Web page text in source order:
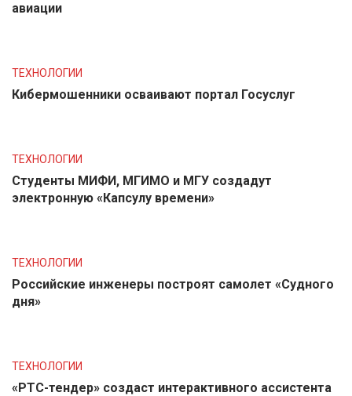
авиации
ТЕХНОЛОГИИ
Кибермошенники осваивают портал Госуслуг
ТЕХНОЛОГИИ
Студенты МИФИ, МГИМО и МГУ создадут
электронную «Капсулу времени»
ТЕХНОЛОГИИ
Российские инженеры построят самолет «Судного
дня»
ТЕХНОЛОГИИ
«РТС-тендер» создаст интерактивного ассистента